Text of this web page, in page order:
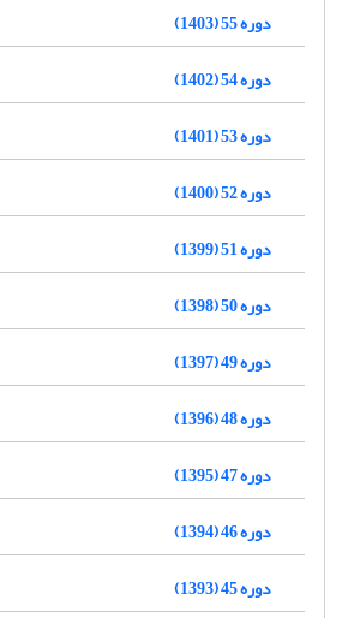
دوره 55 (1403)
دوره 54 (1402)
دوره 53 (1401)
دوره 52 (1400)
دوره 51 (1399)
دوره 50 (1398)
دوره 49 (1397)
دوره 48 (1396)
دوره 47 (1395)
دوره 46 (1394)
دوره 45 (1393)